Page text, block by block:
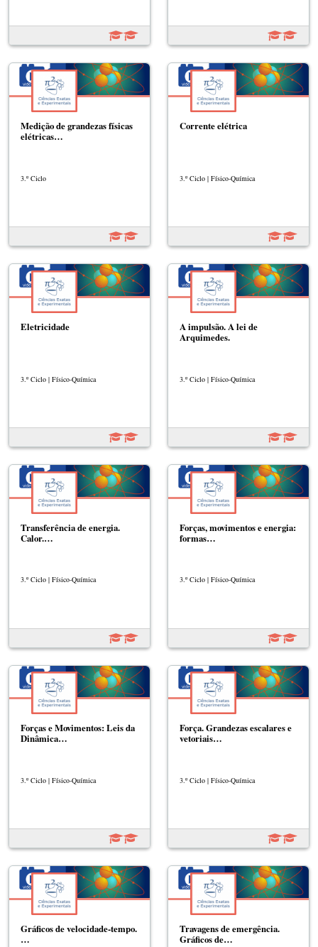
Medição de grandezas físicas
elétricas…
3.º Ciclo
Corrente elétrica
3.º Ciclo | Físico-Química
Eletricidade
3.º Ciclo | Físico-Química
A impulsão. A lei de
Arquimedes.
3.º Ciclo | Físico-Química
Transferência de energia.
Calor.…
3.º Ciclo | Físico-Química
Forças, movimentos e energia:
formas…
3.º Ciclo | Físico-Química
Forças e Movimentos: Leis da
Dinâmica…
3.º Ciclo | Físico-Química
Força. Grandezas escalares e
vetoriais…
3.º Ciclo | Físico-Química
Gráficos de velocidade-tempo.
…
Travagens de emergência.
Gráficos de…